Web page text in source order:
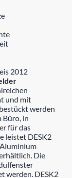
2012
und mit
werden
Büro, in
für das
leistet DESK2
Die
werden. DESK2